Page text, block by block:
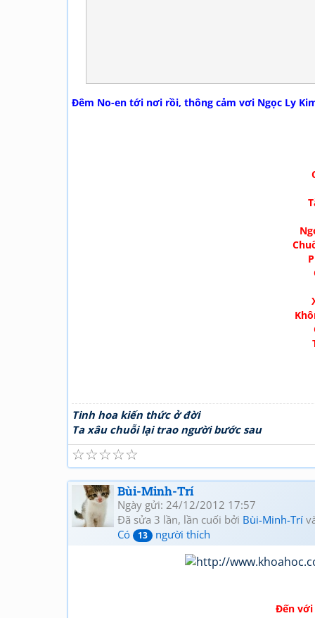
Đêm No-en tới nơi rồi, thông cảm vơi Ngọc Ly
Tinh hoa kiến thức ở đời
Ta xâu chuỗi lại trao người bước sau
☆
☆
☆
☆
☆
Bùi-Minh-Trí
Ngày gửi: 24/12/2012 17:57
Đã sửa 3 lần, lần cuối bởi Bùi-Minh-Trí
Có
13 người thích
Đến với